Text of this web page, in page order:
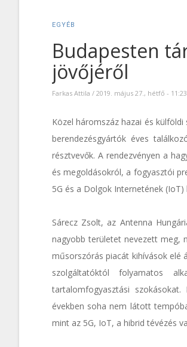
EGYÉB
Budapesten
jövőjéről
Farkas Attila / 2019. május 27., hétfő - 11:23
Közel háromszáz hazai és
berendezésgyártók éves
résztvevők. A rendezvényen a
és megoldásokról, a fogyasztói
5G és a Dolgok Internetének
Sárecz Zsolt, az Antenna
nagyobb területet nevezett meg,
műsorszórás piacát kihívások elé
szolgáltatóktól folyamatos
tartalomfogyasztási
években soha nem látott
mint az 5G, IoT, a hibrid tévézés